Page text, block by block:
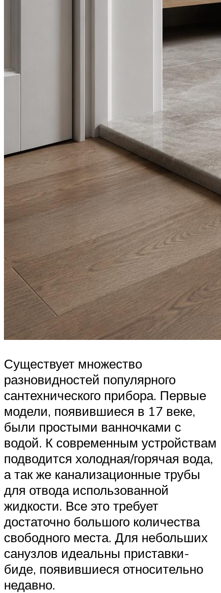
Существует множество
разновидностей популярного
сантехнического прибора. Первые
модели, появившиеся в 17 веке,
были простыми ванночками с
водой. К современным устройствам
подводится холодная/горячая вода,
а так же канализационные трубы
для отвода использованной
жидкости. Все это требует
достаточно большого количества
свободного места. Для небольших
санузлов идеальны приставки-
биде, появившиеся относительно
недавно.